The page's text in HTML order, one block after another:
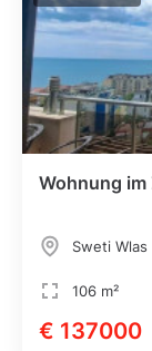
Wohnung im
Sweti Wlas
106 m²
€ 137000